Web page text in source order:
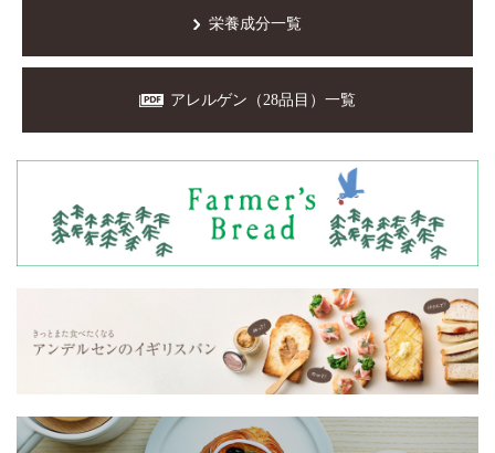
栄養成分一覧
アレルゲン（28品目）一覧